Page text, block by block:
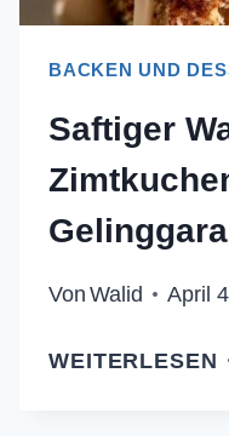
BACKEN UND
Saftiger
Von Walid April
WEITERLESEN